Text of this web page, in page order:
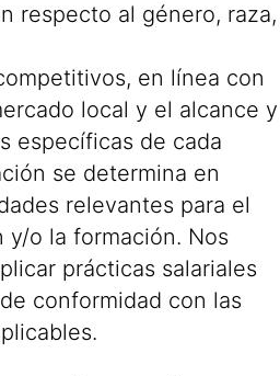
respecto al género, raza,
en línea con
local y el alcance y
específicas de cada
se determina en
relevantes para el
y/o la formación. Nos
prácticas salariales
conformidad con las